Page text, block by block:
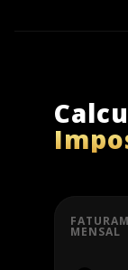
MENSAL